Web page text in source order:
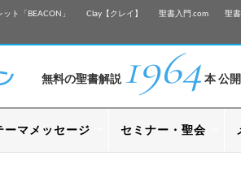
ト「BEACON」 Clay【クレイ】 聖書入門.com 聖
無料の聖書解説 1964 本 公
ーマメッセージ セミナー・聖会